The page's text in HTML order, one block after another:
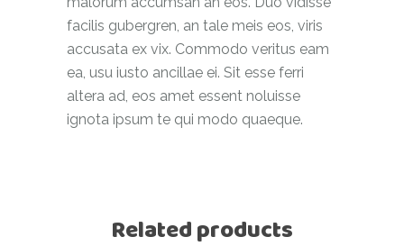
facilis gubergren, an tale meis eos, viris
accusata ex vix. Commodo veritus eam
ea, usu iusto ancillae ei. Sit esse ferri
altera ad, eos amet essent noluisse
ignota ipsum te qui modo quaeque.
Related products